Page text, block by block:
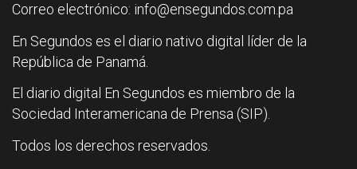
Correo electrónico: info@ensegundos.com.pa
En Segundos es el diario nativo digital líder de la
República de Panamá.
El diario digital En Segundos es miembro de la
Sociedad Interamericana de Prensa (SIP).
Todos los derechos reservados.